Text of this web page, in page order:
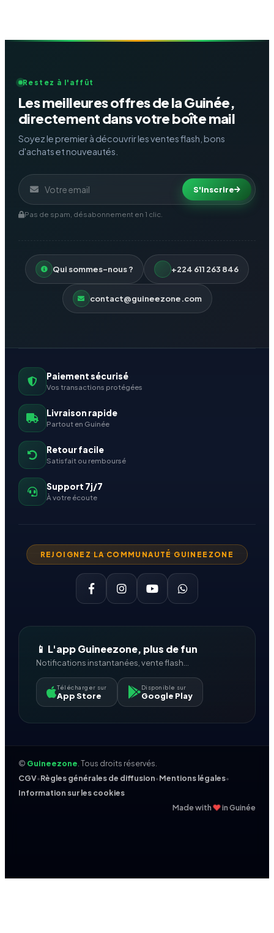
Restez à l'affût
Les meilleures offres de la Guinée,
directement dans votre boîte mail
Soyez le premier à découvrir les ventes flash, bons
d'achats et nouveautés.
S'inscrire
Pas de spam, désabonnement en 1 clic.
Qui sommes-nous ? +224 611 263 846
contact@guineezone.com
Paiement sécurisé
Vos transactions protégées
Livraison rapide
Partout en Guinée
Retour facile
Satisfait ou remboursé
Support 7j/7
À votre écoute
REJOIGNEZ LA COMMUNAUTÉ GUINEEZONE
📱 L'app Guineezone, plus de fun
Notifications instantanées, vente flash...
Télécharger sur
App Store
Disponible sur
Google Play
© Guineezone . Tous droits réservés.
CGV•Règles générales de diffusion•Mentions légales•
Information sur les cookies
Made with❤in Guinée